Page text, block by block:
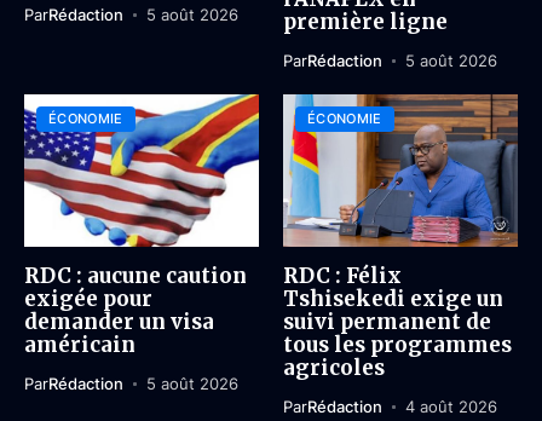
ParRédaction 5 août 2026
première ligne
ParRédaction 5 août 2026
ÉCONOMIE
RDC : aucune caution
exigée pour
demander un visa
américain
ParRédaction 5 août 2026
ÉCONOMIE
RDC : Félix
Tshisekedi exige un
suivi permanent de
tous les programmes
agricoles
ParRédaction 4 août 2026